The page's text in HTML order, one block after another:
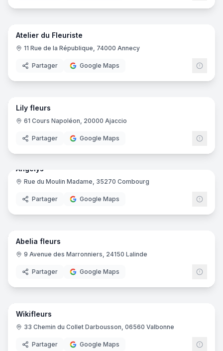
6
Atelier du Fleuriste
11 Rue de la République, 74000 Annecy
Partager Google Maps
9
Lily fleurs
61 Cours Napoléon, 20000 Ajaccio
Partager Google Maps
Angelys
Rue du Moulin Madame, 35270 Combourg
Partager Google Maps
9
Abelia fleurs
9 Avenue des Marronniers, 24150 Lalinde
Partager Google Maps
7
Wikifleurs
33 Chemin du Collet Darbousson, 06560 Valbonne
Partager Google Maps